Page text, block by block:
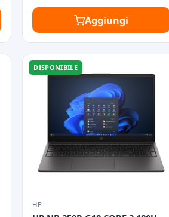
Aggiungi
DISPONIBILE
HP